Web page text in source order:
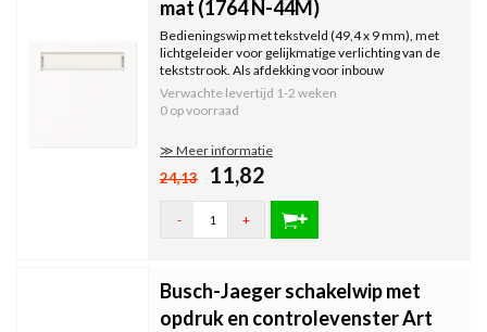
mat (1764 N-44M)
Bedieningswip met tekstveld (49,4 x 9 mm), met
lichtgeleider voor gelijkmatige verlichting van de
tekststrook. Als afdekking voor inbouw
wisselschakelaar, kruisschakelaar en
impulsdrukker (voorzien van verlichting).
Verwachte levertijd 1-2 weken
0 op voorraad
≫ Meer informatie
24,13 11,82
- +
Busch-Jaeger schakelwip met
opdruk en controlevenster Art